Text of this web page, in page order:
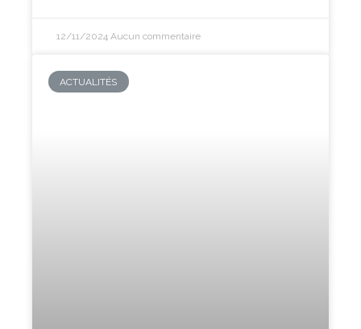
12/11/2024 Aucun commentaire
ACTUALITÉS